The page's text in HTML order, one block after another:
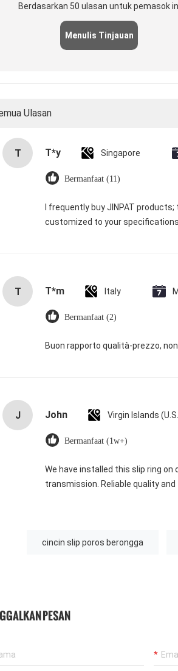
Berdasarkan 50 ulasan untuk pemasok
Menulis Tinjauan
Ulasan
T T*y Singapore
Bermanfaat (11)
I frequently buy JINPAT
customized to your
T T*m Italy
Bermanfaat (2)
Buon rapporto qualità-prezzo, non
J John Virgin Islands
Bermanfaat (1w+)
We have installed this slip ring
transmission. Reliable quality
cincin slip poros berongga
PESAN